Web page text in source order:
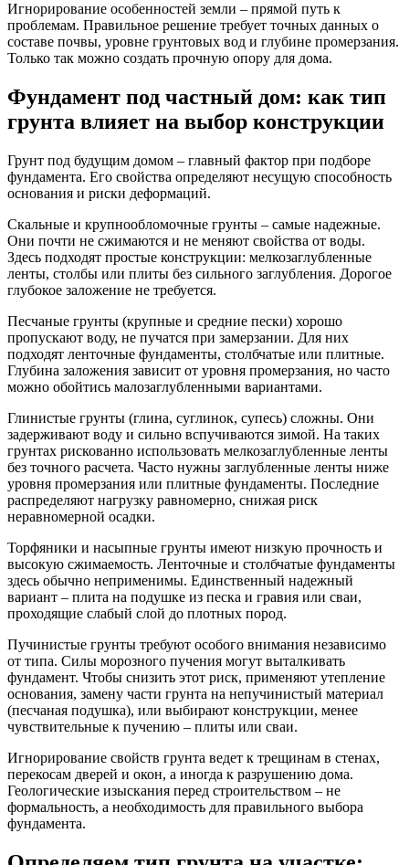
Игнорирование особенностей земли – прямой путь к
проблемам. Правильное решение требует точных данных о
составе почвы, уровне грунтовых вод и глубине промерзания.
Только так можно создать прочную опору для дома.
Фундамент под частный дом: как тип
грунта влияет на выбор конструкции
Грунт под будущим домом – главный фактор при подборе
фундамента. Его свойства определяют несущую способность
основания и риски деформаций.
Скальные и крупнообломочные грунты – самые надежные.
Они почти не сжимаются и не меняют свойства от воды.
Здесь подходят простые конструкции: мелкозаглубленные
ленты, столбы или плиты без сильного заглубления. Дорогое
глубокое заложение не требуется.
Песчаные грунты (крупные и средние пески) хорошо
пропускают воду, не пучатся при замерзании. Для них
подходят ленточные фундаменты, столбчатые или плитные.
Глубина заложения зависит от уровня промерзания, но часто
можно обойтись малозаглубленными вариантами.
Глинистые грунты (глина, суглинок, супесь) сложны. Они
задерживают воду и сильно вспучиваются зимой. На таких
грунтах рискованно использовать мелкозаглубленные ленты
без точного расчета. Часто нужны заглубленные ленты ниже
уровня промерзания или плитные фундаменты. Последние
распределяют нагрузку равномерно, снижая риск
неравномерной осадки.
Торфяники и насыпные грунты имеют низкую прочность и
высокую сжимаемость. Ленточные и столбчатые фундаменты
здесь обычно неприменимы. Единственный надежный
вариант – плита на подушке из песка и гравия или сваи,
проходящие слабый слой до плотных пород.
Пучинистые грунты требуют особого внимания независимо
от типа. Силы морозного пучения могут выталкивать
фундамент. Чтобы снизить этот риск, применяют утепление
основания, замену части грунта на непучинистый материал
(песчаная подушка), или выбирают конструкции, менее
чувствительные к пучению – плиты или сваи.
Игнорирование свойств грунта ведет к трещинам в стенах,
перекосам дверей и окон, а иногда к разрушению дома.
Геологические изыскания перед строительством – не
формальность, а необходимость для правильного выбора
фундамента.